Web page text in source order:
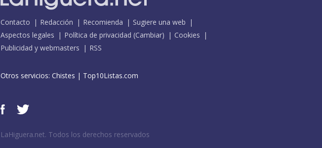
Contacto Redacción Recomienda
Sugiere una web
Aspectos legales
Política de privacidad (Cambiar)
Cookies
Publicidad y webmasters
RSS
Otros servicios: Chistes | Top10Listas.com
LaHiguera.net. Todos los derechos reservados